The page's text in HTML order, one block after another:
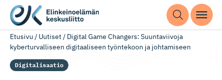
Etusivu / Uutiset/ Digital Game Changers: Suuntaviivoja
kyberturvalliseen digitaaliseen työntekoon ja johtamiseen
Digitalisaatio